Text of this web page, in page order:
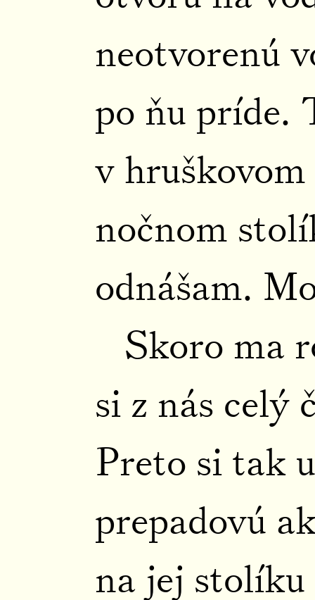
neotvorenú
po ňu príde.
v
nočnom
odnášam.
Skoro ma
si z nás celý
Preto si tak
prepadovú
na jej